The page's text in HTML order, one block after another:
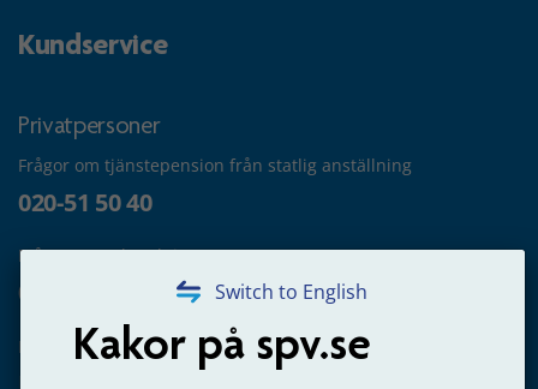
Switch to English
Kakor på spv.se
Kundservice
Privatpersoner
Frågor om tjänstepension från statlig anställning
020-51 50 40
Frågor om utbetalning
020-65 00 65
Kontakta oss